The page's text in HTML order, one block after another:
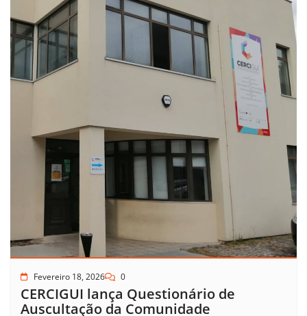
Fevereiro 18, 2026 0
CERCIGUI lança Questionário de
Auscultação da Comunidade